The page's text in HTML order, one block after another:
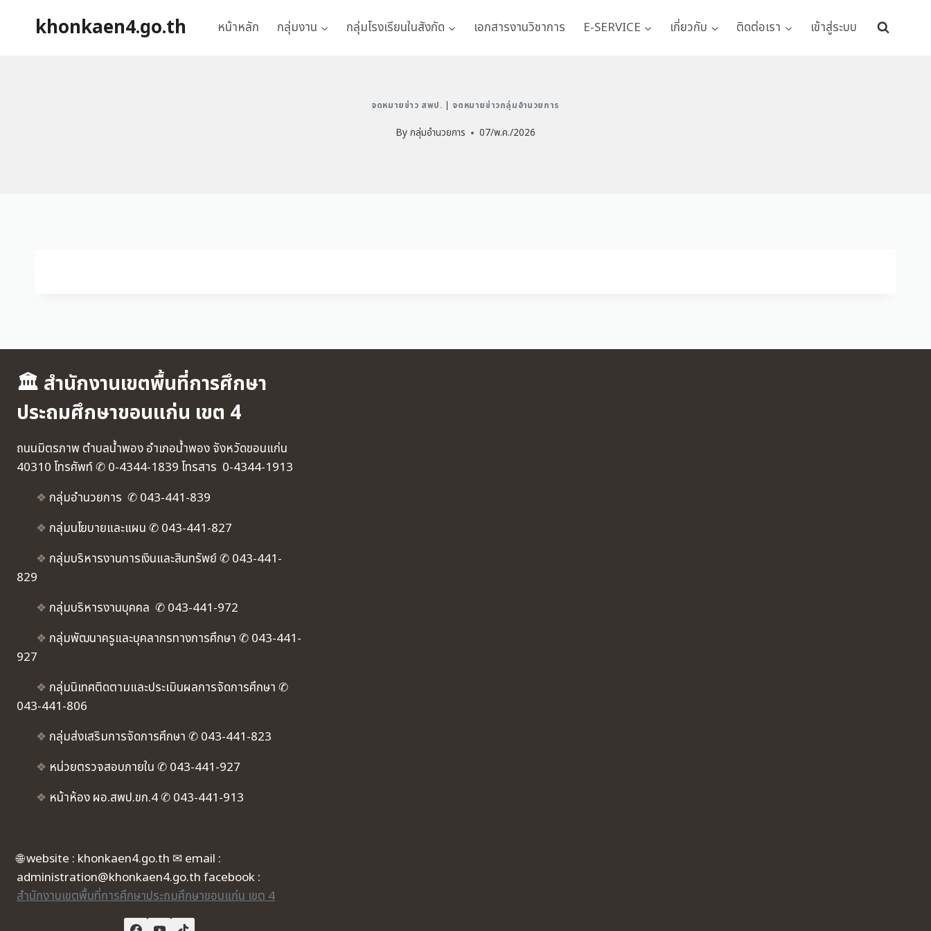
khonkaen4.go.th หน้าหลัก กลุ่มงาน กลุ่มโรงเรียนในสังกัด เอกสารงานวิชาการ E-SERVICE เกี่ยวกับ ติดต่อเรา เข้าสู่ระบบ
จดหมายข่าว สพป. จดหมายข่าวกลุ่มอำนวยการ
By กลุ่มอำนวยการ 07/พ.ค./2026
🏛 สำนักงานเขตพื้นที่การศึกษา
ประถมศึกษาขอนแก่น เขต 4
ถนนมิตรภาพ ตำบลน้ำพอง อำเภอน้ำพอง จังหวัดขอนแก่น
40310 โทรศัพท์ ✆ 0-4344-1839 โทรสาร 0-4344-1913
❖ กลุ่มอำนวยการ ✆ 043-441-839
❖ กลุ่มนโยบายและแผน ✆ 043-441-827
❖ กลุ่มบริหารงานการเงินและสินทรัพย์ ✆ 043-441-
829
❖ กลุ่มบริหารงานบุคคล ✆ 043-441-972
❖ กลุ่มพัฒนาครูและบุคลากรทางการศึกษา ✆ 043-441-
927
❖ กลุ่มนิเทศติดตามและประเมินผลการจัดการศึกษา ✆
043-441-806
❖ กลุ่มส่งเสริมการจัดการศึกษา ✆ 043-441-823
❖ หน่วยตรวจสอบภายใน ✆ 043-441-927
❖ หน้าห้อง ผอ.สพป.ขก.4 ✆ 043-441-913
🌐 website : khonkaen4.go.th ✉ email :
administration@khonkaen4.go.th facebook :
สำนักงานเขตพื้นที่การศึกษาประถมศึกษาขอนแก่น เขต 4